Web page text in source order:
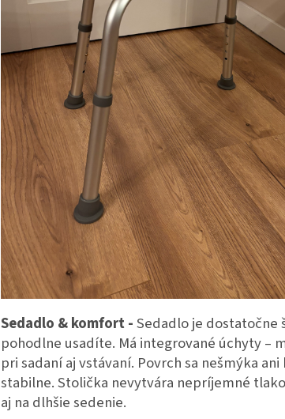
Sedadlo & komfort -Sedadlo je dostatočne
pohodlne usadíte. Má integrované úchyty –
pri sadaní aj vstávaní. Povrch sa nešmýka
stabilne. Stolička nevytvára nepríjemné
aj na dlhšie sedenie.